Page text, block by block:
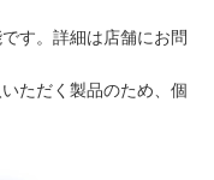
す。詳細は店舗にお問
ただく製品のため、個